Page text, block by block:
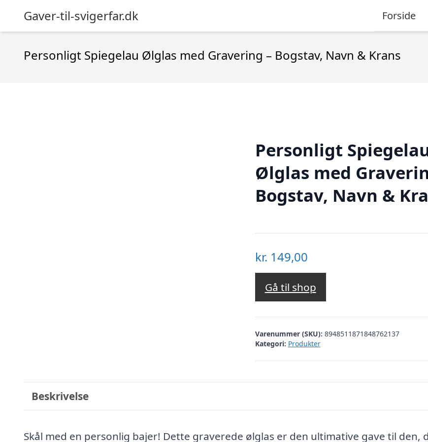
Gaver-til-svigerfar.dk Forside
Personligt Spiegelau Ølglas med Gravering – Bogstav, Navn & Krans
Personligt
Ølglas med
Bogstav, Navn &
kr. 149,00
Gå til shop
Varenummer (SKU): 8948511871848762137
Kategori: Produkter
Beskrivelse
Skål med en personlig bajer! Dette graverede ølglas er den ultimative gave til den,